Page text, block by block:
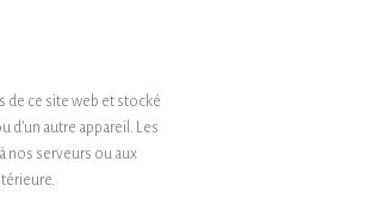
de ce site web et stocké
d’un autre appareil. Les
nos serveurs ou aux